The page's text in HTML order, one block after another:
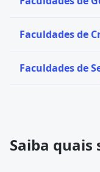
Faculdades de
Faculdades de
Saiba quais